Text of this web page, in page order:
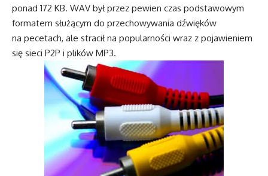
ponad 172 KB. WAV był przez pewien czas podstawowym
formatem służącym do przechowywania dźwięków
na pecetach, ale stracił na popularności wraz z pojawieniem
się sieci P2P i plików MP3.